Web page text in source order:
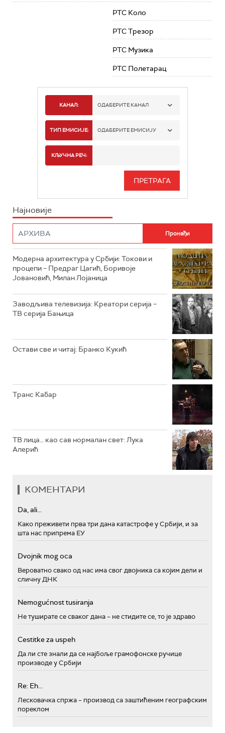
РТС Коло
РТС Трезор
РТС Музика
РТС Полетарац
КАНАЛ: ОДАБЕРИТЕ КАНАЛ
РТС 1
РТС 3
РТС ЖИВОТ
РТС КОЛО
ТИП ЕМИСИЈЕ: ОДАБЕРИТЕ ЕМИСИЈУ
ИНФО
КЉУЧНА РЕЧ:
Најновије
Модерна архитектура у Србији: Токови и
процепи – Предраг Цагић, Боривоје
Јовановић, Милан Лојаница
Заводљива телевизија: Креатори серија –
ТВ серија Бањица
Остави све и читај: Бранко Кукић
Транс Кабар
ТВ лица… као сав нормалан свет: Лука
Алерић
КОМЕНТАРИ
Da, ali...
Како преживети прва три дана катастрофе у Србији, и за
шта нас припрема ЕУ
Dvojnik mog oca
Вероватно свако од нас има свог двојника са којим дели и
сличну ДНК
Nemogućnost tusiranja
Не туширате се сваког дана – не стидите се, то је здраво
Cestitke za uspeh
Да ли сте знали да се најбоље грамофонске ручице
производе у Србији
Re: Eh...
Лесковачка спржа – производ са заштићеним географским
пореклом